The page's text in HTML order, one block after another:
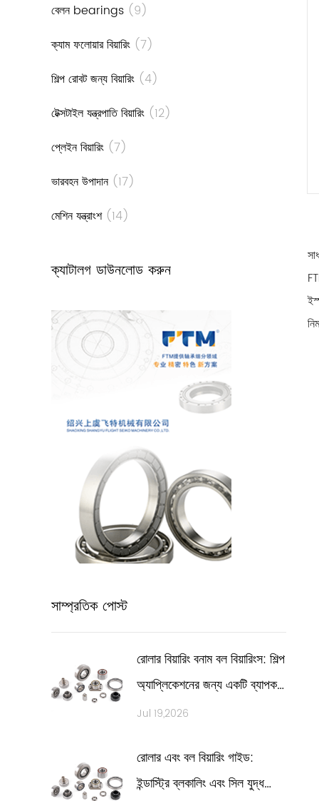
বেলন bearings (9)
ক্যাম ফলোয়ার বিয়ারিং (7)
শিল্প রোবট জন্য বিয়ারিং (4)
টেক্সটাইল যন্ত্রপাতি বিয়ারিং (12)
প্লেইন বিয়ারিং (7)
ভারবহন উপাদান (17)
মেশিন যন্ত্রাংশ (14)
ক্যাটালগ ডাউনলোড করুন
সাম্প্রতিক পোস্ট
রোলার বিয়ারিং বনাম বল বিয়ারিংস: শিল্প
অ্যাপ্লিকেশনের জন্য একটি ব্যাপক
প্রযুক্তিগত তুলনা
Jul 19,2026
রোলার এবং বল বিয়ারিং গাইড:
ইন্ডাস্ট্রি ব্লকালিং এবং সিল যুদ্ধ